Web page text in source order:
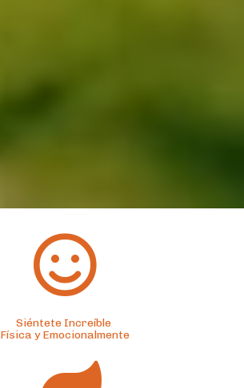
Siéntete Increíble
Física y Emocionalmente